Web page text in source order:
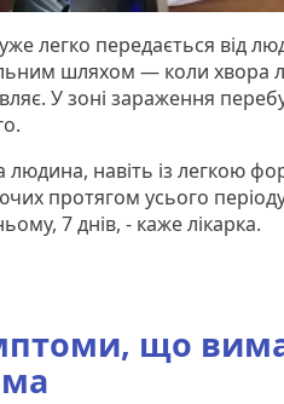
легко передається від
шляхом — коли хвора
У зоні зараження
людина, навіть із легкою
протягом усього
7 днів, - каже лікарка.
що